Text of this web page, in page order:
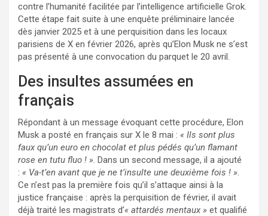
contre l’humanité facilitée par l’intelligence artificielle Grok.
Cette étape fait suite à une enquête préliminaire lancée
dès janvier 2025 et à une perquisition dans les locaux
parisiens de X en février 2026, après qu’Elon Musk ne s’est
pas présenté à une convocation du parquet le 20 avril.
Des insultes assumées en
français
Répondant à un message évoquant cette procédure, Elon
Musk a posté en français sur X le 8 mai : « Ils sont plus
faux qu’un euro en chocolat et plus pédés qu’un flamant
rose en tutu fluo ! ». Dans un second message, il a ajouté
: « Va-t’en avant que je ne t’insulte une deuxième fois ! ».
Ce n’est pas la première fois qu’il s’attaque ainsi à la
justice française : après la perquisition de février, il avait
déjà traité les magistrats d’« attardés mentaux » et qualifié